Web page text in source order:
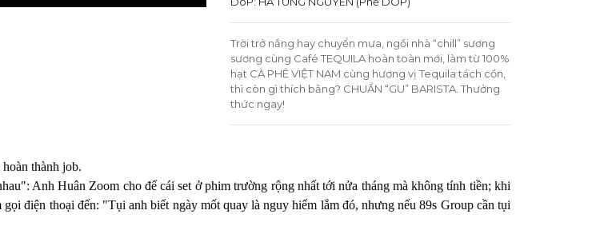
Trời trở nắng hay chuyển mưa, ngồi nhà “chill” sương
sương cùng Café TEQUILA hoàn toàn mới, làm từ 100%
hạt CÀ PHÊ VIỆT NAM cùng hương vị Tequila tách cồn,
thì còn gì thích bằng? CHUẨN “GU” BARISTA. Thưởng
thức ngay!
thành job.
Anh Huân Zoom cho để cái set ở phim trường rộng nhất tới nửa tháng mà không tính tiền; khi
điện thoại đến: "Tụi anh biết ngày mốt quay là nguy hiểm lắm đó, nhưng nếu 89s Group cần tụi